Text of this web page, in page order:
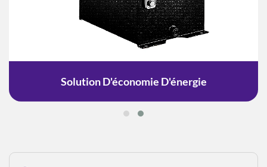
Solution D'économie D'énergie